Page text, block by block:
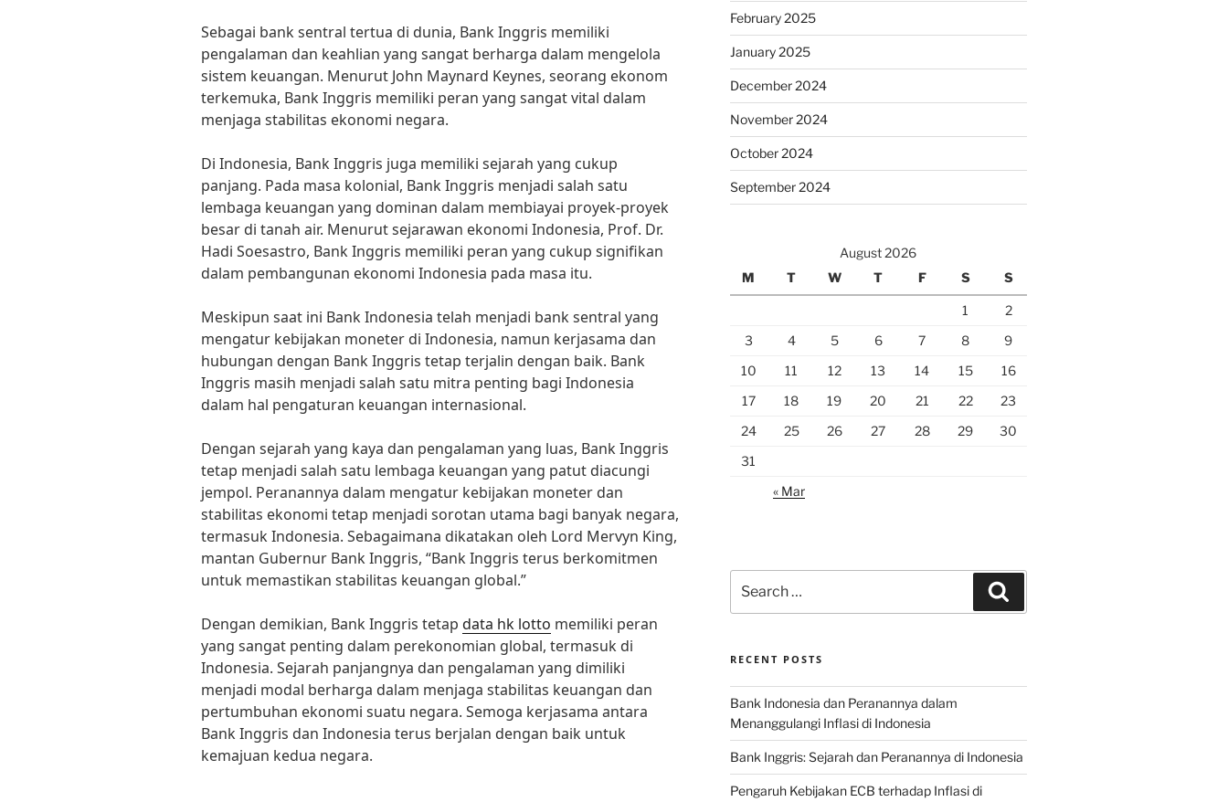
Sebagai bank sentral tertua di dunia, Bank Inggris memiliki
pengalaman dan keahlian yang sangat berharga dalam mengelola
sistem keuangan. Menurut John Maynard Keynes, seorang ekonom
terkemuka, Bank Inggris memiliki peran yang sangat vital dalam
menjaga stabilitas ekonomi negara.
Di Indonesia, Bank Inggris juga memiliki sejarah yang cukup
panjang. Pada masa kolonial, Bank Inggris menjadi salah satu
lembaga keuangan yang dominan dalam membiayai proyek-proyek
besar di tanah air. Menurut sejarawan ekonomi Indonesia, Prof. Dr.
Hadi Soesastro, Bank Inggris memiliki peran yang cukup signifikan
dalam pembangunan ekonomi Indonesia pada masa itu.
Meskipun saat ini Bank Indonesia telah menjadi bank sentral yang
mengatur kebijakan moneter di Indonesia, namun kerjasama dan
hubungan dengan Bank Inggris tetap terjalin dengan baik. Bank
Inggris masih menjadi salah satu mitra penting bagi Indonesia
dalam hal pengaturan keuangan internasional.
Dengan sejarah yang kaya dan pengalaman yang luas, Bank Inggris
tetap menjadi salah satu lembaga keuangan yang patut diacungi
jempol. Peranannya dalam mengatur kebijakan moneter dan
stabilitas ekonomi tetap menjadi sorotan utama bagi banyak negara,
termasuk Indonesia. Sebagaimana dikatakan oleh Lord Mervyn King,
mantan Gubernur Bank Inggris, “Bank Inggris terus berkomitmen
untuk memastikan stabilitas keuangan global.”
Dengan demikian, Bank Inggris tetap data hk lotto memiliki peran
yang sangat penting dalam perekonomian global, termasuk di
Indonesia. Sejarah panjangnya dan pengalaman yang dimiliki
menjadi modal berharga dalam menjaga stabilitas keuangan dan
pertumbuhan ekonomi suatu negara. Semoga kerjasama antara
Bank Inggris dan Indonesia terus berjalan dengan baik untuk
kemajuan kedua negara.
February 2025
January 2025
December 2024
November 2024
October 2024
September 2024
August 2026
M
T W T F S S
1
2
3
4 5 6 7 8
9
10
11 12 13 14 15
16
17
18 19 20 21 22
23
24
25 26 27 28 29
30
31
« Mar
for:
RECENT POSTS
Bank Indonesia dan Peranannya dalam
Menanggulangi Inflasi di Indonesia
Bank Inggris: Sejarah dan Peranannya di Indonesia
Pengaruh Kebijakan ECB terhadap Inflasi di